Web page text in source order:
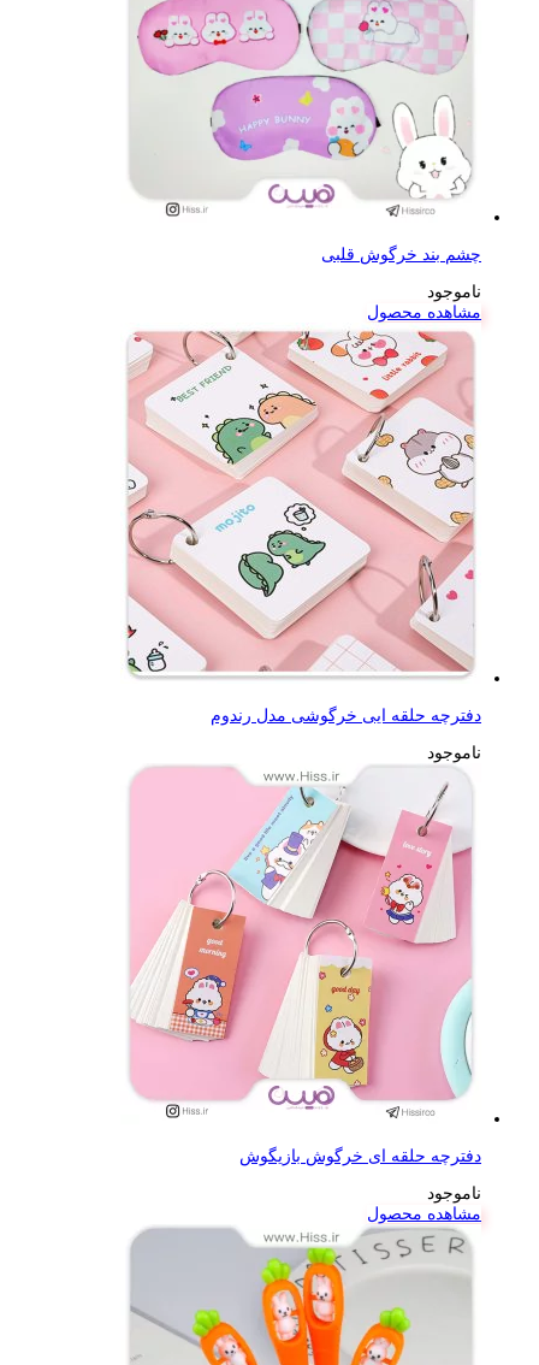
چشم بند خرگوش قلبی
ناموجود
مشاهده محصول
دفترچه حلقه ایی خرگوشی مدل رندوم
ناموجود
دفترچه حلقه ای خرگوش بازیگوش
ناموجود
مشاهده محصول